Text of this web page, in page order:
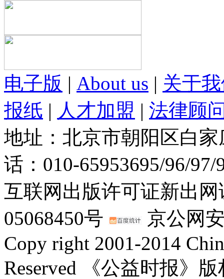
电子版 | About us | 关于
报纸 | 人才加盟 | 法律顾
地址：北京市朝阳区白
话：010-65953695/96/
互联网出版许可证新出
05068450号
京公网
Copy right 2001-2014
Reserved 《公益时报》